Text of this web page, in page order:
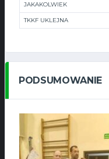
JAKAKOLWIEK
TKKF UKLEJNA
PODSUMOWANIE